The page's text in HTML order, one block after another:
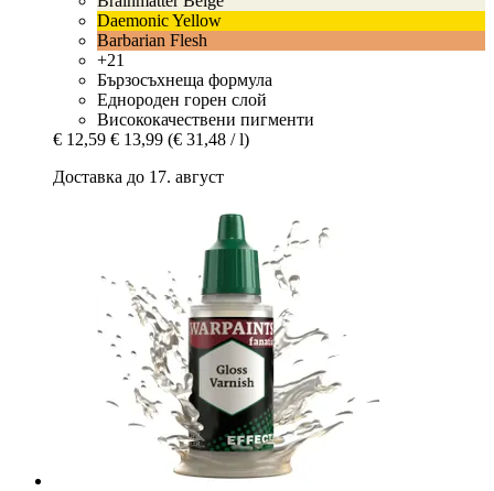
Daemonic Yellow
Barbarian Flesh
+21
Бързосъхнеща формула
Еднороден горен слой
Висококачествени пигменти
€ 12,59 € 13,99 (€ 31,48 / l)
Доставка до 17. август